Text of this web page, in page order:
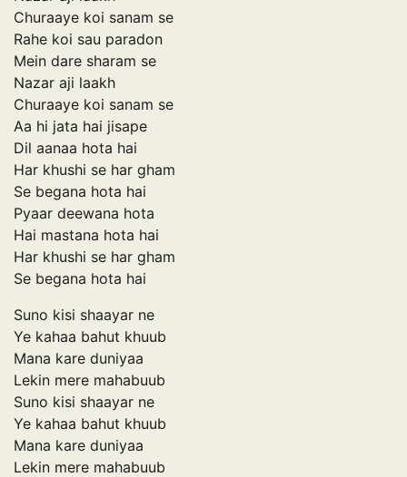
Churaaye koi sanam se
Rahe koi sau paradon
Mein dare sharam se
Nazar aji laakh
Churaaye koi sanam se
Aa hi jata hai jisape
Dil aanaa hota hai
Har khushi se har gham
Se begana hota hai
Pyaar deewana hota
Hai mastana hota hai
Har khushi se har gham
Se begana hota hai
Suno kisi shaayar ne
Ye kahaa bahut khuub
Mana kare duniyaa
Lekin mere mahabuub
Suno kisi shaayar ne
Ye kahaa bahut khuub
Mana kare duniyaa
Lekin mere mahabuub